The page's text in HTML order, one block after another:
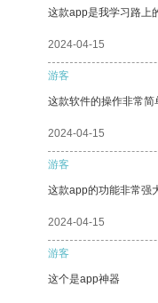
这款app是我学习路上
2024-04-15
游客
这款软件的操作非常简
2024-04-15
游客
这款app的功能非常强
2024-04-15
游客
这个是app神器